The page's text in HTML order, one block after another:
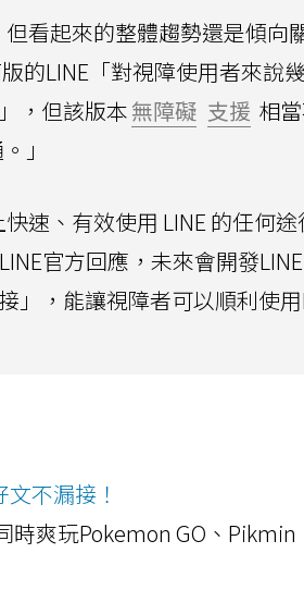
看起來的整體趨勢還是傾向
的LINE「對視障使用者來說
，但該版本無障礙 支援 相
」
速、有效使用 LINE 的任何
LINE官方回應，未來會開發LINE
」，能讓視障者可以順利使
不漏接！
時爽玩Pokemon GO、Pikmin